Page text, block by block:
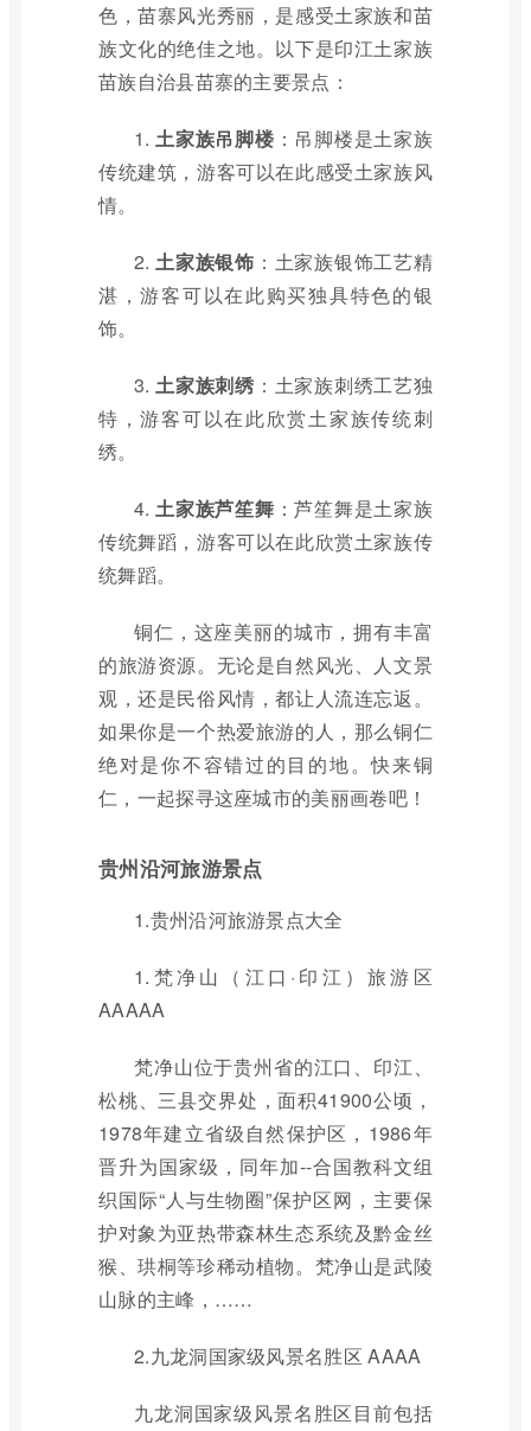
色，苗寨风光秀丽，是感受土家族和苗
族文化的绝佳之地。以下是印江土家族
苗族自治县苗寨的主要景点：
1.土家族吊脚楼 ：吊脚楼是土家族
传统建筑，游客可以在此感受土家族风
情。
2.土家族银饰 ：土家族银饰工艺精
湛，游客可以在此购买独具特色的银
饰。
3.土家族刺绣 ：土家族刺绣工艺独
特，游客可以在此欣赏土家族传统刺
绣。
4.土家族芦笙舞 ：芦笙舞是土家族
传统舞蹈，游客可以在此欣赏土家族传
统舞蹈。
铜仁，这座美丽的城市，拥有丰富
的旅游资源。无论是自然风光、人文景
观，还是民俗风情，都让人流连忘返。
如果你是一个热爱旅游的人，那么铜仁
绝对是你不容错过的目的地。快来铜
仁，一起探寻这座城市的美丽画卷吧！
贵州沿河旅游景点
1.贵州沿河旅游景点大全
1.梵净山（江口·印江）旅游区
AAAAA
梵净山位于贵州省的江口、印江、
松桃、三县交界处，面积41900公顷，
1978年建立省级自然保护区，1986年
晋升为国家级，同年加--合国教科文组
织国际“人与生物圈”保护区网，主要保
护对象为亚热带森林生态系统及黔金丝
猴、珙桐等珍稀动植物。梵净山是武陵
山脉的主峰，……
2.九龙洞国家级风景名胜区 AAAA
九龙洞国家级风景名胜区目前包括